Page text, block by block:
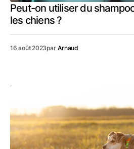
Peut-on utiliser du
les chiens ?
16 août 2023par Arnaud